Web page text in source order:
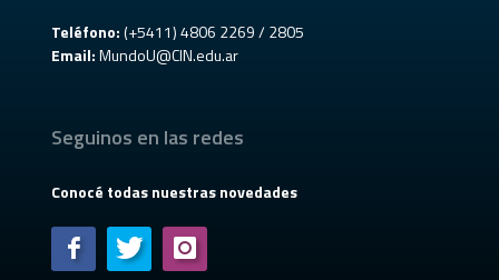
Teléfono:(+5411) 4806 2269 / 2805
Email: MundoU@CIN.edu.ar
Seguinos en las redes
Conocé todas nuestras novedades